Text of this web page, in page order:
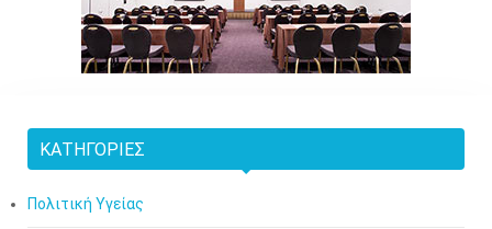
ΚΑΤΗΓΟΡΊΕΣ
Πολιτική Υγείας